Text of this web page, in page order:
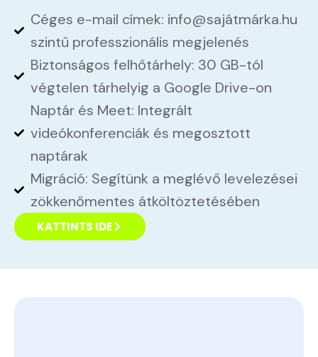
Céges e-mail címek: info@sajátmárka.hu
szintű professzionális megjelenés
Biztonságos felhőtárhely: 30 GB-tól
végtelen tárhelyig a Google Drive-on
Naptár és Meet: Integrált
videókonferenciák és megosztott
naptárak
Migráció: Segítünk a meglévő levelezései
zökkenőmentes átköltöztetésében
KATTINTS IDE